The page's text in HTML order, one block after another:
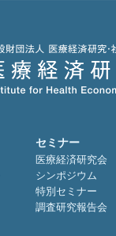
セミナー
医療経済研究会
シンポジウム
特別セミナー
調査研究報告会